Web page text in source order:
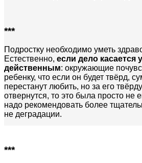
***
Подростку необходимо уметь
Естественно, если дело касается
действенным: окружающие
ребенку, что если он будет твёрд,
перестанут любить, но за его
отвернутся, то это была просто не
надо рекомендовать более
не деградации.
***